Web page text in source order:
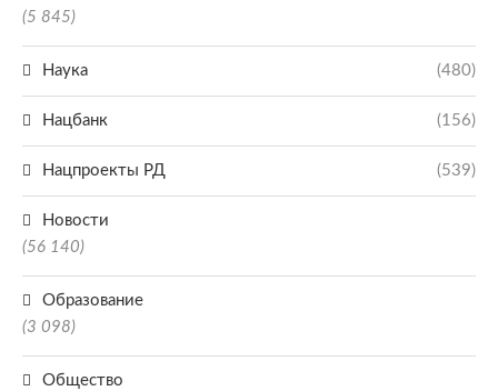
(5 845)
Наука (480)
Нацбанк (156)
Нацпроекты РД (539)
Новости
(56 140)
Образование
(3 098)
Общество